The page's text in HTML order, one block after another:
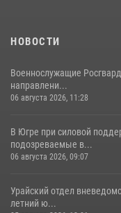
НОВОСТИ
Военнослужащие
направлени...
06 августа 2026, 11:28
В Югре при силовой
подозреваемые в...
06 августа 2026, 09:07
Урайский отдел
летний ю...